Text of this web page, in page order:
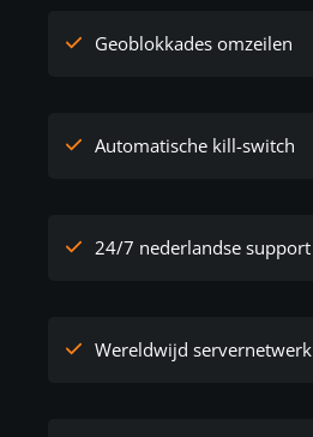
Geoblokkades omzeilen
Automatische kill-switch
24/7 nederlandse support
Wereldwijd servernetwerk